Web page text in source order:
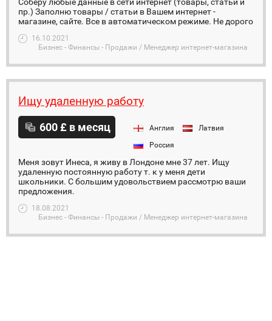
пр.) Заполню товары / статьи в Вашем интернет -
магазине, сайте. Все в автоматическом режиме. Не дорого
16.10.2021
Бизнес - Финансы - Продажи / Менеджер интернет-магазина
Ищу удаленную работу
600 £ в месяц Англия
Латвия
Россия
Меня зовут Инеса, я живу в Лондоне мне 37 лет. Ищу
удаленную постоянную работу т. к у меня дети
школьники. С большим удовольствием рассмотрю ваши
предложения.
18.08.2021
Бизнес - Финансы - Продажи / Менеджер интернет-магазина